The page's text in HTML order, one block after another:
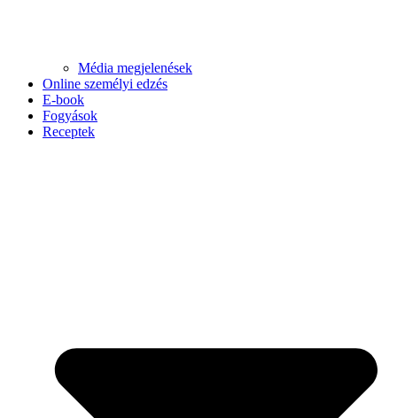
Média megjelenések
Online személyi edzés
E-book
Fogyások
Receptek